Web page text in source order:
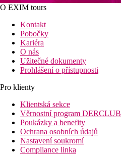
O EXIM tours
Kontakt
Pobočky
Kariéra
O nás
Užitečné dokumenty
Prohlášení o přístupnosti
Pro klienty
Klientská sekce
Věrnostní program DERCLUB
Poukázky a benefity
Ochrana osobních údajů
Nastavení soukromí
Compliance linka